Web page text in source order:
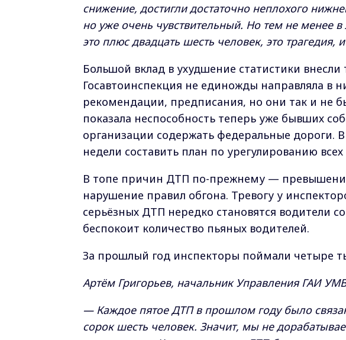
снижение, достигли достаточно неплохого
но уже очень чувствительный. Но тем не менее
это плюс двадцать шесть человек, это трагедия,
Большой вклад в ухудшение статистики внесли
Госавтоинспекция не единожды направляла в
рекомендации, предписания, но они так и не
показала неспособность теперь уже бывших
организации содержать федеральные дороги.
недели составить план по урегулированию
В топе причин ДТП по-прежнему — превышение
нарушение правил обгона. Тревогу у
серьёзных ДТП нередко становятся водители
беспокоит количество пьяных водителей.
За прошлый год инспекторы поймали четыре
Артём Григорьев, начальник Управления ГАИ
— Каждое пятое ДТП в прошлом году было
сорок шесть человек. Значит, мы не